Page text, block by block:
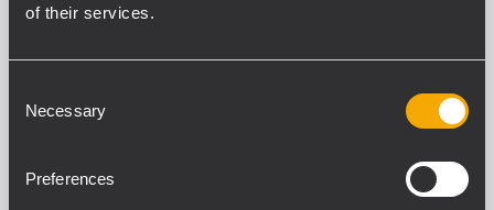
of their services.
Selection
Necessary
Preferences
Connecteurs de pagination
Commande de pagination
Urgence de pagination
Entrées d’utilité générale (GPI)